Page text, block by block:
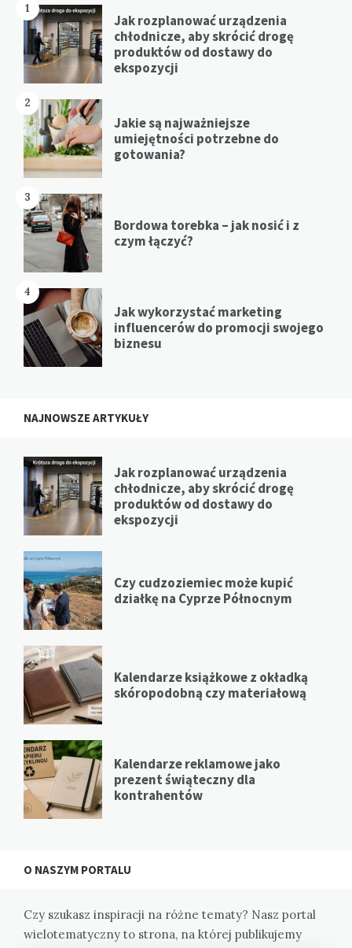
1
Jak rozplanować urządzenia
chłodnicze, aby skrócić drogę
produktów od dostawy do
ekspozycji
2
Jakie są najważniejsze
umiejętności potrzebne do
gotowania?
3
Bordowa torebka – jak nosić i z
czym łączyć?
4
Jak wykorzystać marketing
influencerów do promocji swojego
biznesu
NAJNOWSZE ARTYKUŁY
Jak rozplanować urządzenia
chłodnicze, aby skrócić drogę
produktów od dostawy do
ekspozycji
Czy cudzoziemiec może kupić
działkę na Cyprze Północnym
Kalendarze książkowe z okładką
skóropodobną czy materiałową
Kalendarze reklamowe jako
prezent świąteczny dla
kontrahentów
O NASZYM PORTALU
Czy szukasz inspiracji na różne tematy? Nasz portal
wielotematyczny to strona, na której publikujemy